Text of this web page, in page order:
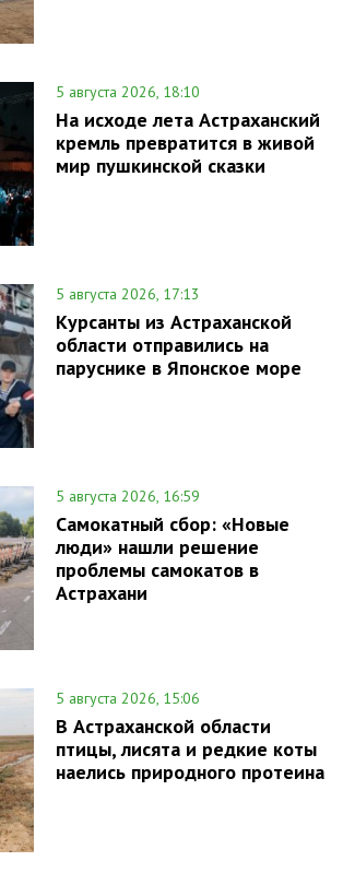
5 августа 2026, 18:10
На исходе лета Астраханский
кремль превратится в живой
мир пушкинской сказки
5 августа 2026, 17:13
Курсанты из Астраханской
области отправились на
паруснике в Японское море
5 августа 2026, 16:59
Самокатный сбор: «Новые
люди» нашли решение
проблемы самокатов в
Астрахани
5 августа 2026, 15:06
В Астраханской области
птицы, лисята и редкие коты
наелись природного протеина